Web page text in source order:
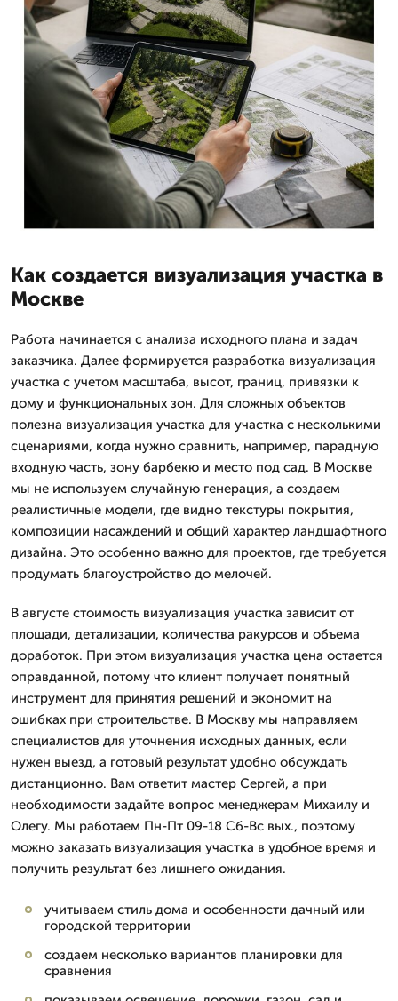
Как создается визуализация участка в
Москве
Работа начинается с анализа исходного плана и задач
заказчика. Далее формируется разработка визуализация
участка с учетом масштаба, высот, границ, привязки к
дому и функциональных зон. Для сложных объектов
полезна визуализация участка для участка с несколькими
сценариями, когда нужно сравнить, например, парадную
входную часть, зону барбекю и место под сад. В Москве
мы не используем случайную генерация, а создаем
реалистичные модели, где видно текстуры покрытия,
композиции насаждений и общий характер ландшафтного
дизайна. Это особенно важно для проектов, где требуется
продумать благоустройство до мелочей.
В августе стоимость визуализация участка зависит от
площади, детализации, количества ракурсов и объема
доработок. При этом визуализация участка цена остается
оправданной, потому что клиент получает понятный
инструмент для принятия решений и экономит на
ошибках при строительстве. В Москву мы направляем
специалистов для уточнения исходных данных, если
нужен выезд, а готовый результат удобно обсуждать
дистанционно. Вам ответит мастер Сергей, а при
необходимости задайте вопрос менеджерам Михаилу и
Олегу. Мы работаем Пн-Пт 09-18 Сб-Вс вых., поэтому
можно заказать визуализация участка в удобное время и
получить результат без лишнего ожидания.
учитываем стиль дома и особенности дачный или
городской территории
создаем несколько вариантов планировки для
сравнения